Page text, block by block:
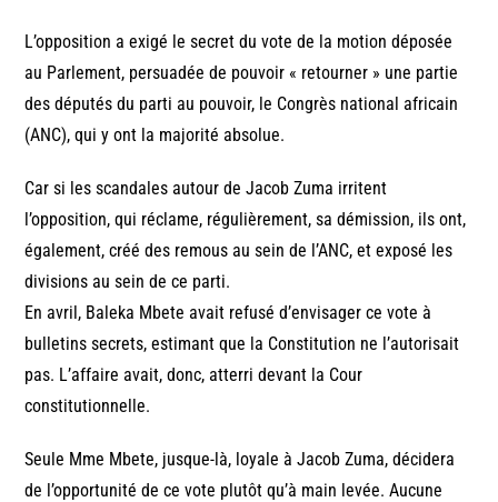
L’opposition a exigé le secret du vote de la motion déposée
au Parlement, persuadée de pouvoir « retourner » une partie
des députés du parti au pouvoir, le Congrès national africain
(ANC), qui y ont la majorité absolue.
Car si les scandales autour de Jacob Zuma irritent
l’opposition, qui réclame, régulièrement, sa démission, ils ont,
également, créé des remous au sein de l’ANC, et exposé les
divisions au sein de ce parti.
En avril, Baleka Mbete avait refusé d’envisager ce vote à
bulletins secrets, estimant que la Constitution ne l’autorisait
pas. L’affaire avait, donc, atterri devant la Cour
constitutionnelle.
Seule Mme Mbete, jusque-là, loyale à Jacob Zuma, décidera
de l’opportunité de ce vote plutôt qu’à main levée. Aucune